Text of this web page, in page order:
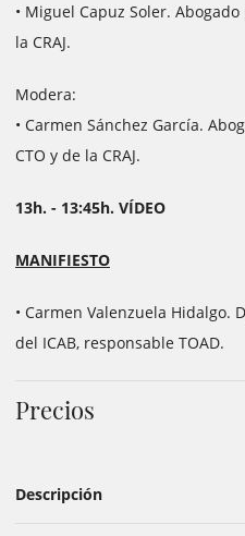
• Miguel Capuz Soler.
la CRAJ.
Modera:
• Carmen Sánchez García.
CTO y de la CRAJ.
13h. - 13:45h. VÍDEO
MANIFIESTO
• Carmen Valenzuela Hidalgo.
del ICAB, responsable TOAD.
Precios
Descripción